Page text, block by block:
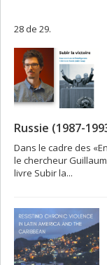
28 de 29.
Russie (1987-
Dans le cadre des
le chercheur
livre Subir la...